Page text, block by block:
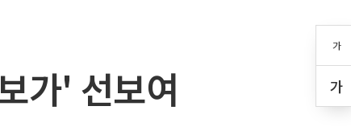
가
가
가' 선보여